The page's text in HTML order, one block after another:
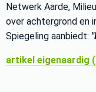
Netwerk Aarde,
over achtergrond en
Spiegeling aanbiedt:
artikel eigenaardig